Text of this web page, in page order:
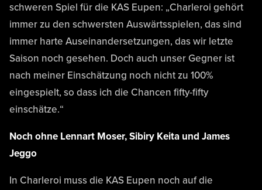
schweren Spiel für die KAS Eupen: „Charleroi gehört
immer zu den schwersten Auswärtsspielen, das sind
immer harte Auseinandersetzungen, das wir letzte
Saison noch gesehen. Doch auch unser Gegner ist
nach meiner Einschätzung noch nicht zu 100%
eingespielt, so dass ich die Chancen fifty-fifty
einschätze.“
Noch ohne Lennart Moser, Sibiry Keita und James
Jeggo
In Charleroi muss die KAS Eupen noch auf die